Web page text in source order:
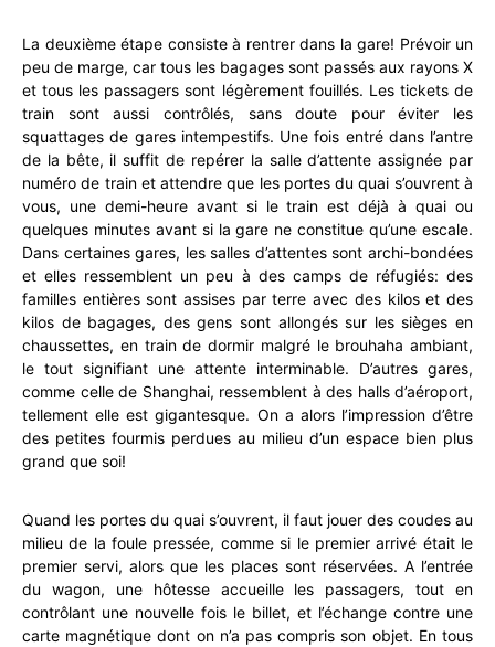
La deuxième étape consiste à rentrer dans la gare! Prévoir un
peu de marge, car tous les bagages sont passés aux rayons X
et tous les passagers sont légèrement fouillés. Les tickets de
train sont aussi contrôlés, sans doute pour éviter les
squattages de gares intempestifs. Une fois entré dans l’antre
de la bête, il suffit de repérer la salle d’attente assignée par
numéro de train et attendre que les portes du quai s’ouvrent à
vous, une demi-heure avant si le train est déjà à quai ou
quelques minutes avant si la gare ne constitue qu’une escale.
Dans certaines gares, les salles d’attentes sont archi-bondées
et elles ressemblent un peu à des camps de réfugiés: des
familles entières sont assises par terre avec des kilos et des
kilos de bagages, des gens sont allongés sur les sièges en
chaussettes, en train de dormir malgré le brouhaha ambiant,
le tout signifiant une attente interminable. D’autres gares,
comme celle de Shanghai, ressemblent à des halls d’aéroport,
tellement elle est gigantesque. On a alors l’impression d’être
des petites fourmis perdues au milieu d’un espace bien plus
grand que soi!
Quand les portes du quai s’ouvrent, il faut jouer des coudes au
milieu de la foule pressée, comme si le premier arrivé était le
premier servi, alors que les places sont réservées. A l’entrée
du wagon, une hôtesse accueille les passagers, tout en
contrôlant une nouvelle fois le billet, et l’échange contre une
carte magnétique dont on n’a pas compris son objet. En tous